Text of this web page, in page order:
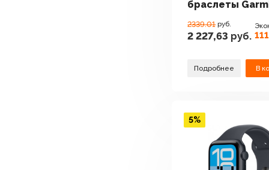
браслеты
(серебро/
2339.01 руб.
2 227,63 руб.
Подробнее В
5%